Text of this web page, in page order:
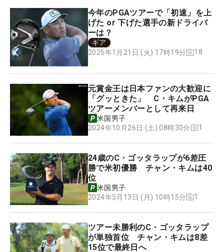
今年のPGAツアーで「初速」を上
げた or 下げた選手の新ドライバ
ーは？
ギア
2025年1月21日 (火) 17時19分
18
元賞金王は日本ファンの大歓迎に
「グッときた」 C・キムがPGA
ツアーメンバーとして再来日
米国男子
2024年10月26日 (土) 08時30分
1
24歳のC・ゴッタラップが6差圧
勝で米初優勝 チャン・キムは40
位
米国男子
2024年5月13日 (月) 10時15分
1
ツアー未勝利のC・ゴッタラップ
が単独首位 チャン・キムは8差
15位で最終日へ